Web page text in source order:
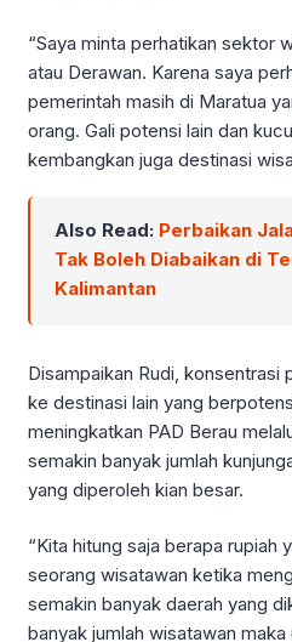
“Saya minta perhatikan sektor
atau Derawan. Karena saya
pemerintah masih di Maratua
orang. Gali potensi lain dan
kembangkan juga destinasi
Also Read: Perbaikan
Tak Boleh Diabaikan di
Kalimantan
Disampaikan Rudi, konsentrasi
ke destinasi lain yang
meningkatkan PAD Berau
semakin banyak jumlah
yang diperoleh kian besar.
“Kita hitung saja berapa rupiah
seorang wisatawan ketika
semakin banyak daerah yang
banyak jumlah wisatawan